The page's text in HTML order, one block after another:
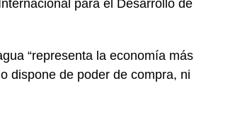
para el Desarrollo de
“representa la economía más
dispone de poder de compra, ni